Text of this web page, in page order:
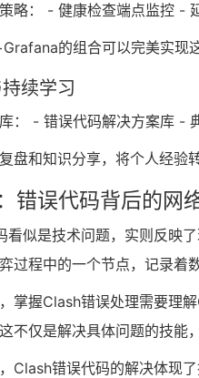
略： - 健康检查端点监控 -
的组合可以完美实现
续学习
： - 错误代码解决方案库 -
盘和知识分享，将个人经验
错误代码背后的网
看似是技术问题，实则反映
过程中的一个节点，记录着
掌握Clash错误处理需要理
不仅是解决具体问题的技能
Clash错误代码的解决体现